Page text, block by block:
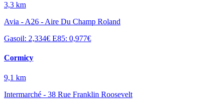
3,3 km
Avia - A26 - Aire Du Champ Roland
Gasoil: 2,334€ E85: 0,977€
Cormicy
9,1 km
Intermarché - 38 Rue Franklin Roosevelt